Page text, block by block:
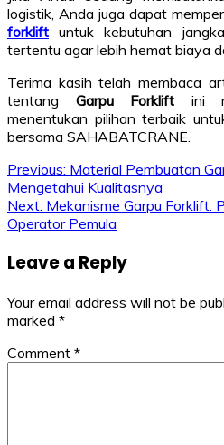
logistik, Anda juga dapat
forklift untuk kebutuhan
tertentu agar lebih hemat biaya
Terima kasih telah membaca
tentang Garpu Forklift ini
menentukan pilihan terbaik
bersama SAHABATCRANE.
Post
navigation
Previous: Material Pembuatan
Mengetahui Kualitasnya
Next: Mekanisme Garpu Forklift:
Operator Pemula
Leave a Reply
Your email address will not be
marked *
Comment *